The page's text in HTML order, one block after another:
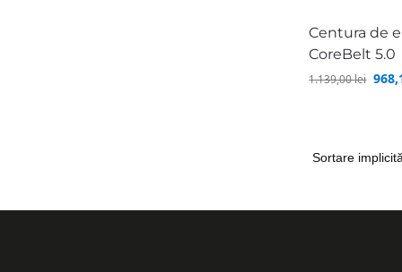
Centura de
CoreBelt 5.0
1.139,00lei